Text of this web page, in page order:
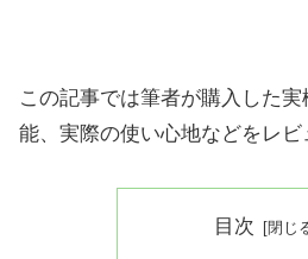
この記事では筆者が購入した
能、実際の使い心地などをレビ
目次